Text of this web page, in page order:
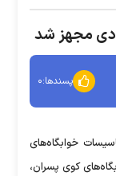
مجهز شد
پسندها:۰
خوابگاه‌های
کوی پسران،